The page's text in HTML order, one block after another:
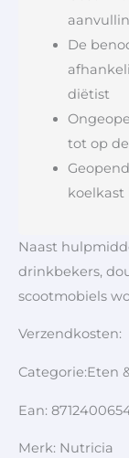
De
diëtist
tot op
koelkast
Naast
drinkbekers,
scootmobiels
Verzendkosten:
Categorie:Eten
Ean:
Merk: Nutricia